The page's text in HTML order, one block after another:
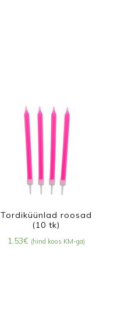
Tordiküünlad roosad
(10 tk)
1.53€ (hind koos KM-ga)